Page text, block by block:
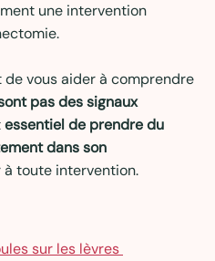
une intervention
vous aider à comprendre
pas des signaux
essentiel de prendre du
dans son
toute intervention.
sur les lèvres